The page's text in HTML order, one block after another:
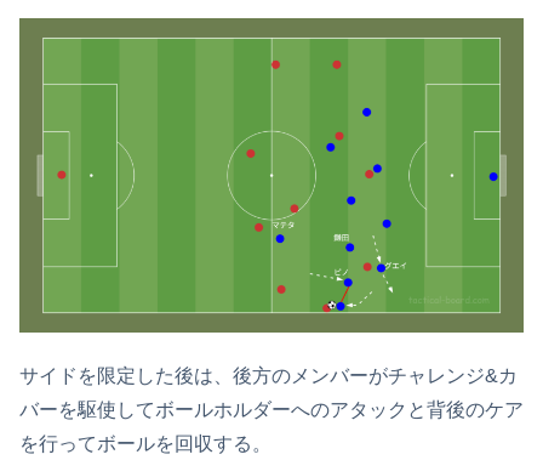
サイドを限定した後は、後方のメンバーがチャレンジ&カ
バーを駆使してボールホルダーへのアタックと背後のケア
を行ってボールを回収する。